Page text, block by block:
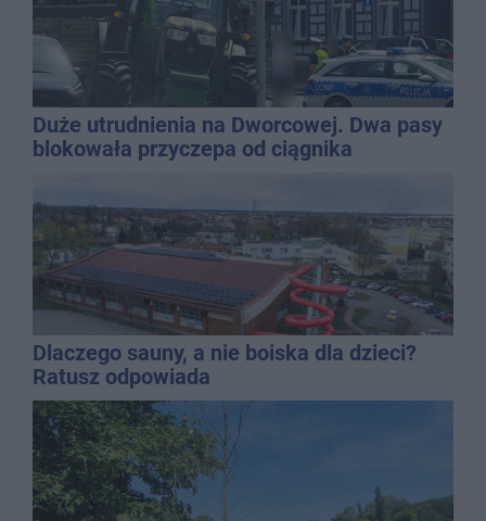
Duże utrudnienia na Dworcowej. Dwa pasy
blokowała przyczepa od ciągnika
Dlaczego sauny, a nie boiska dla dzieci?
Ratusz odpowiada